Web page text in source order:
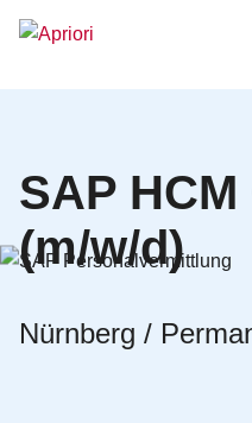
SAP
(m/w/d)
Nürnberg /